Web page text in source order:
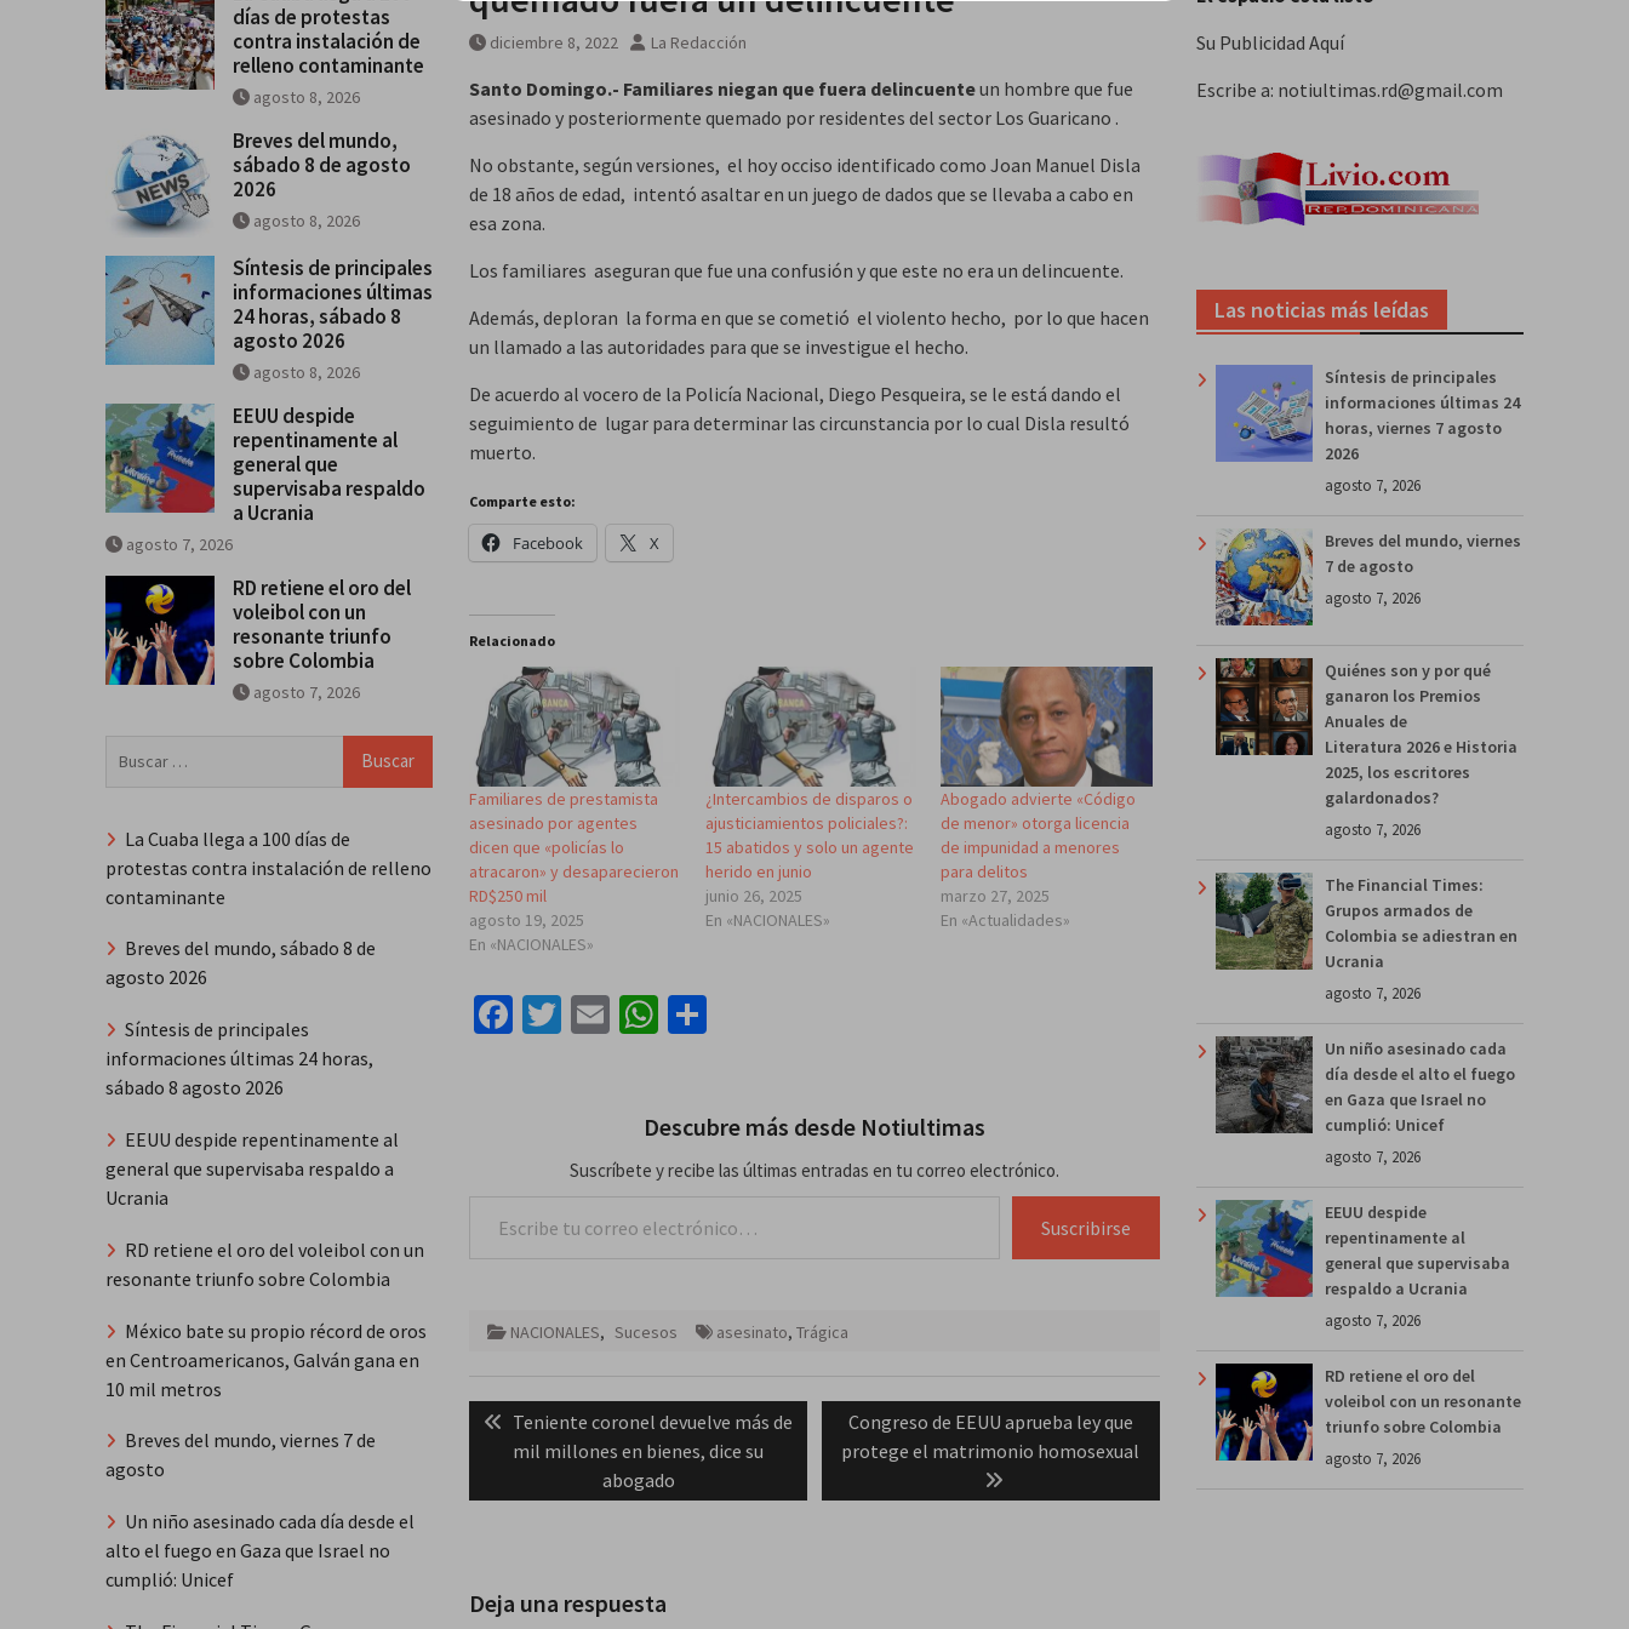
diciembre 8, 2022 La Redacción
Santo Domingo.- Familiares niegan que fuera delincuenteun hombre que fue
asesinado y posteriormente quemado por residentes del sector Los Guaricano .
No obstante, según versiones, el hoy occiso identificado como Joan Manuel Disla
de 18 años de edad, intentó asaltar en un juego de dados que se llevaba a cabo en
esa zona.
Los familiares aseguran que fue una confusión y que este no era un delincuente.
Además, deploran la forma en que se cometió el violento hecho, por lo que hacen
un llamado a las autoridades para que se investigue el hecho.
De acuerdo al vocero de la Policía Nacional, Diego Pesqueira, se le está dando el
seguimiento de lugar para determinar las circunstancia por lo cual Disla resultó
muerto.
Comparte esto:
Facebook X
Relacionado
Familiares de prestamista
asesinado por agentes
dicen que «policías lo
atracaron» y desaparecieron
RD$250 mil
agosto 19, 2025
En «NACIONALES»
¿Intercambios de disparos o
ajusticiamientos policiales?:
15 abatidos y solo un agente
herido en junio
junio 26, 2025
En «NACIONALES»
Abogado advierte «Código
de menor» otorga licencia
de impunidad a menores
para delitos
marzo 27, 2025
En «Actualidades»
Facebook
Twitter
EmailWhatsApp
Descubre más desde Notiultimas
Suscríbete y recibe las últimas entradas en tu correo electrónico.
Suscribirse
NACIONALES, Sucesos asesinato, Trágica
Navegación
de
Previous
post:
Teniente coronel devuelve más de
mil millones en bienes, dice su
abogado
Next
post:
Congreso de EEUU aprueba ley que
protege el matrimonio homosexual
Deja una respuesta
Su Publicidad Aquí
Escribe a: notiultimas.rd@gmail.com
Las noticias más leídas
Síntesis de principales
informaciones últimas 24
horas, viernes 7 agosto
2026
agosto 7, 2026
Breves del mundo, viernes
7 de agosto
agosto 7, 2026
Quiénes son y por qué
ganaron los Premios
Anuales de
Literatura 2026 e Historia
2025, los escritores
galardonados?
agosto 7, 2026
The Financial Times:
Grupos armados de
Colombia se adiestran en
Ucrania
agosto 7, 2026
Un niño asesinado cada
día desde el alto el fuego
en Gaza que Israel no
cumplió: Unicef
agosto 7, 2026
EEUU despide
repentinamente al
general que supervisaba
respaldo a Ucrania
agosto 7, 2026
RD retiene el oro del
voleibol con un resonante
triunfo sobre Colombia
agosto 7, 2026
días de protestas
contra instalación de
relleno contaminante
agosto 8, 2026
Breves del mundo,
sábado 8 de agosto
2026
agosto 8, 2026
Síntesis de principales
informaciones últimas
24 horas, sábado 8
agosto 2026
agosto 8, 2026
EEUU despide
repentinamente al
general que
supervisaba respaldo
a Ucrania
agosto 7, 2026
RD retiene el oro del
voleibol con un
resonante triunfo
sobre Colombia
agosto 7, 2026
La Cuaba llega a 100 días de
protestas contra instalación de relleno
contaminante
Breves del mundo, sábado 8 de
agosto 2026
Síntesis de principales
informaciones últimas 24 horas,
sábado 8 agosto 2026
EEUU despide repentinamente al
general que supervisaba respaldo a
Ucrania
RD retiene el oro del voleibol con un
resonante triunfo sobre Colombia
México bate su propio récord de oros
en Centroamericanos, Galván gana en
10 mil metros
Breves del mundo, viernes 7 de
agosto
Un niño asesinado cada día desde el
alto el fuego en Gaza que Israel no
cumplió: Unicef